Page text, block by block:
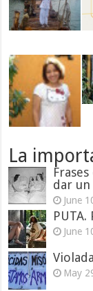
La
dar un
June
PUTA.
June
May